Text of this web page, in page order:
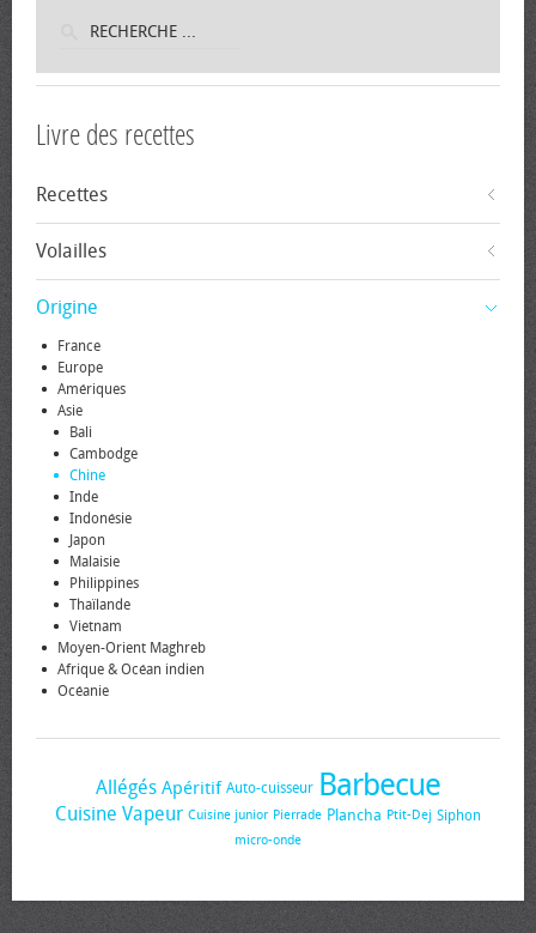
Livre des recettes
Recettes
Volailles
Origine
France
Europe
Amériques
Asie
Bali
Cambodge
Chine
Inde
Indonésie
Japon
Malaisie
Philippines
Thaïlande
Vietnam
Moyen-Orient Maghreb
Afrique & Océan indien
Océanie
Allégés Apéritif Auto-cuisseur Barbecue
Cuisine Vapeur Cuisine junior Pierrade Plancha Ptit-Dej Siphon
micro-onde